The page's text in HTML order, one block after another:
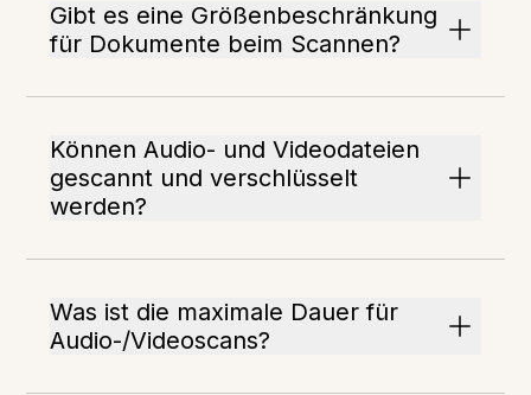
Gibt es eine Größenbeschränkung
für Dokumente beim Scannen?
Können Audio- und Videodateien
gescannt und verschlüsselt
werden?
Was ist die maximale Dauer für
Audio-/Videoscans?